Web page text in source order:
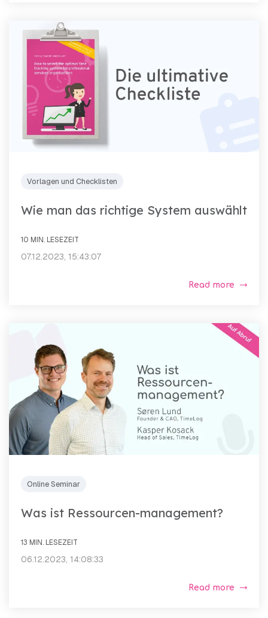
Vorlagen und Checklisten
Wie man das richtige System auswählt
10 MIN. LESEZEIT
07.12.2023, 15:43:07
Read more
Online Seminar
Was ist Ressourcen-management?
13 MIN. LESEZEIT
06.12.2023, 14:08:33
Read more